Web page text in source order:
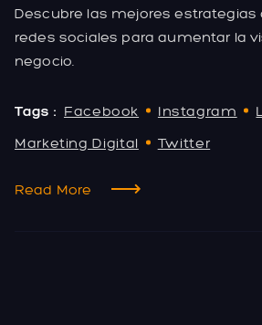
Descubre las mejores
redes sociales para aumentar la
negocio.
Tags : Facebook Instagram
Marketing Digital
Twitter
Read More